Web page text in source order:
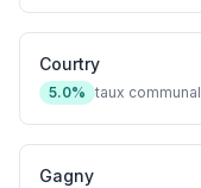
Courtry
5.0% taux communal
Gagny